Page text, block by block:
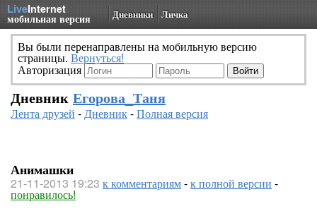
LiveInternet
мобильная версия Дневники Личка
Вы были перенаправлены на мобильную версию
страницы. Вернуться!
Авторизация
Дневник Егорова_Таня
Лента друзей -Дневник-Полная версия
Анимашки
21-11-2013 19:23 к комментариям-к полной версии -
понравилось!